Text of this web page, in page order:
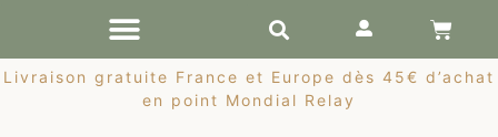
Livraison gratuite France et Europe dès 45€ d’achat
en point Mondial Relay